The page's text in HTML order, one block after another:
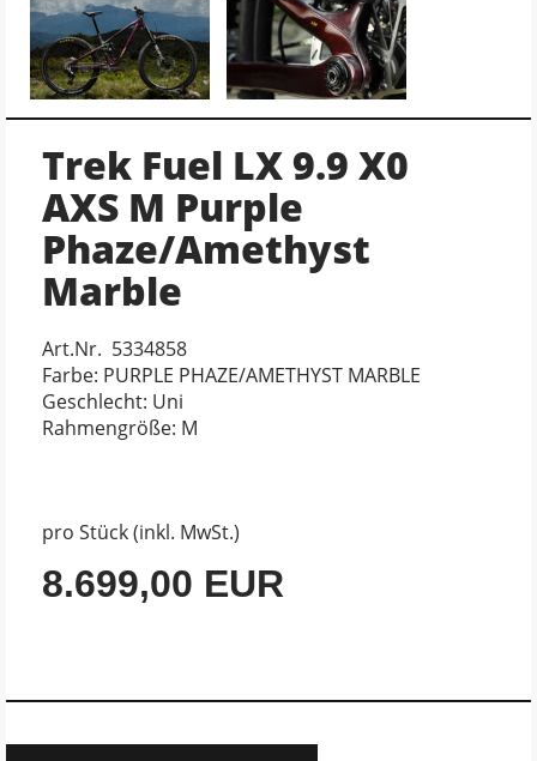
Trek Fuel LX 9.9 X0
AXS M Purple
Phaze/Amethyst
Marble
Art.Nr. 5334858
Farbe: PURPLE PHAZE/AMETHYST MARBLE
Geschlecht: Uni
Rahmengröße: M
pro Stück (inkl. MwSt.)
8.699,00 EUR